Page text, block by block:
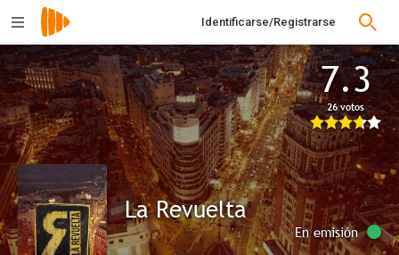
Identificarse/Registrarse
7.3
26 votos
La Revuelta
En emisión